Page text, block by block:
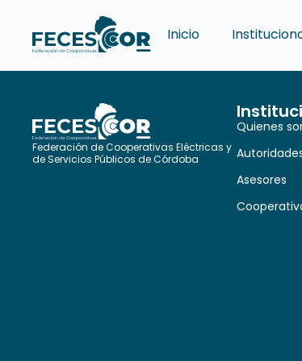
Inicio
Federación de Cooperativas Eléctricas y
de Servicios Públicos de Córdoba
Quienes
Asesores